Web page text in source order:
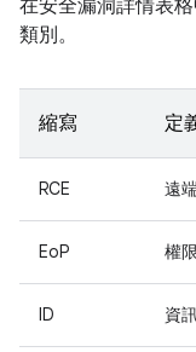
在安全漏洞詳情表格
類別。
縮寫 定
RCE 遠
EoP 權
ID 資